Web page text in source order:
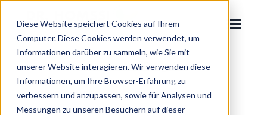
Diese Website speichert Cookies auf Ihrem
Computer. Diese Cookies werden verwendet, um
Informationen darüber zu sammeln, wie Sie mit
unserer Website interagieren. Wir verwenden diese
Informationen, um Ihre Browser-Erfahrung zu
verbessern und anzupassen, sowie für Analysen und
Messungen zu unseren Besuchern auf dieser
SKIP
Toggle
Dr. Homssi
Eingewachsener Zehennagel Toggle
children
for
zurück zum Ratgeber
Allgemeine Ratschläge